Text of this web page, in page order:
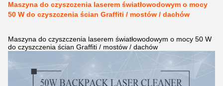
Maszyna do czyszczenia laserem światłowodowym o mocy
50 W do czyszczenia ścian Graffiti / mostów / dachów
Maszyna do czyszczenia laserem światłowodowym o mocy 50 W
do czyszczenia ścian Graffiti / mostów / dachów